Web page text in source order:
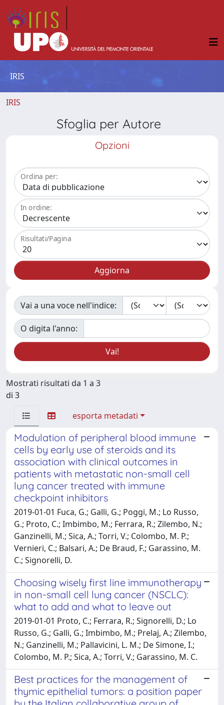
IRIS
IRIS
Sfoglia per Autore
Opzioni
Ordina per:
In ordine:
Risultati/Pagina
Vai a una voce nell'indice:
O digita l'anno:
Mostrati risultati da 1 a 3
di 3
esporta metadati
Modulation of peripheral blood immune
cells by early use of steroids and its
association with clinical outcomes in
patients with metastatic non-small cell
lung cancer treated with immune
checkpoint inhibitors
2019-01-01 Fuca, G.; Galli, G.; Poggi, M.; Lo Russo,
G.; Proto, C.; Imbimbo, M.; Ferrara, R.; Zilembo, N.;
Ganzinelli, M.; Sica, A.; Torri, V.; Colombo, M. P.;
Vernieri, C.; Balsari, A.; De Braud, F.; Garassino, M.
C.; Signorelli, D.
Choosing wisely first line immunotherapy
in non-small cell lung cancer (NSCLC):
what to add and what to leave out
2019-01-01 Proto, C.; Ferrara, R.; Signorelli, D.; Lo
Russo, G.; Galli, G.; Imbimbo, M.; Prelaj, A.; Zilembo,
N.; Ganzinelli, M.; Pallavicini, L. M.; De Simone, I.;
Colombo, M. P.; Sica, A.; Torri, V.; Garassino, M. C.
Best practices for the management of
thymic epithelial tumors: a position paper